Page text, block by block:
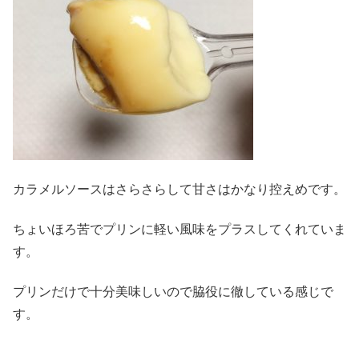
カラメルソースはさらさらして甘さはかなり控えめです。
ちょいほろ苦でプリンに軽い風味をプラスしてくれていま
す。
プリンだけで十分美味しいので脇役に徹している感じで
す。